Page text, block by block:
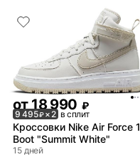
от18 990 ₽
9 495₽× 2 в сплит
Кроссовки Nike Air Force 1
Boot "Summit White"
15 дней